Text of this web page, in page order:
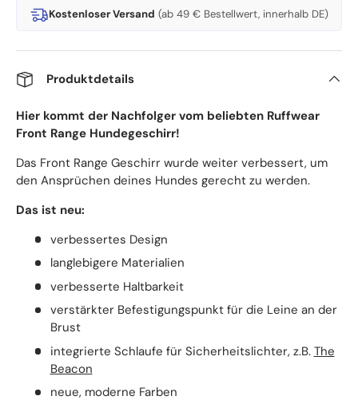
Kostenloser Versand (ab 49 € Bestellwert, innerhalb DE)
Produktdetails
Hier kommt der Nachfolger vom beliebten Ruffwear
Front Range Hundegeschirr!
Das Front Range Geschirr wurde weiter verbessert, um
den Ansprüchen deines Hundes gerecht zu werden.
Das ist neu:
verbessertes Design
langlebigere Materialien
verbesserte Haltbarkeit
verstärkter Befestigungspunkt für die Leine an der
Brust
integrierte Schlaufe für Sicherheitslichter, z.B. The
Beacon
neue, moderne Farben